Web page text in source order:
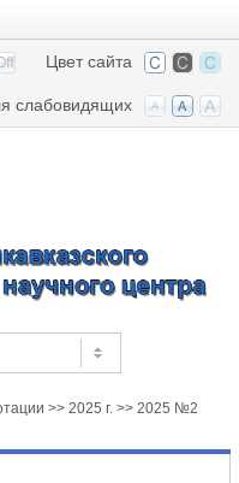
Цвет сайта
слабовидящих
>> 2025 г. >> 2025 №2